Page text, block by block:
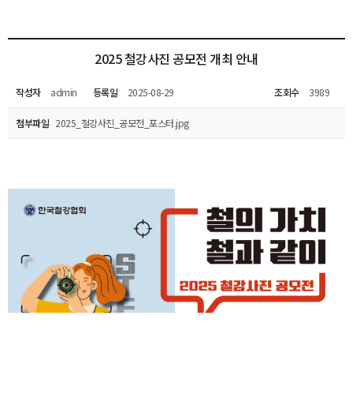
2025 철강사진 공모전 개최 안내
작성자 admin 등록일 2025-08-29 조회수 3989
첨부파일 2025_철강사진_공모전_포스터.jpg